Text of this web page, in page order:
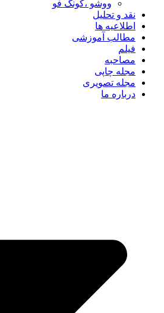
ووشو ،کونگ فو
نقد و تحلیل
اطلاعیه ها
مطالب آموزشی
فیلم
مصاحبه
مجله چاپی
مجله تصویری
درباره ما